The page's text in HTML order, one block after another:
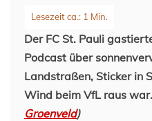
Der FC St. Pauli
Podcast über
Landstraßen, Sticker in
Wind beim VfL raus war.
Groenveld)